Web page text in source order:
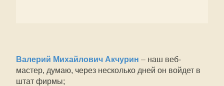
Валерий Михайлович Акчурин – наш веб-
мастер, думаю, через несколько дней он войдет в
штат фирмы;